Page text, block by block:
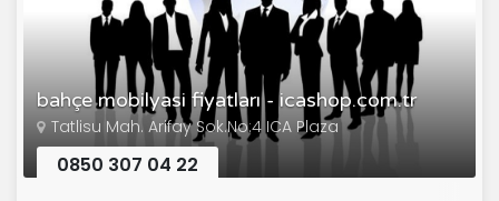
bahçe mobilyasi fiyatları - icashop.com.tr
Tatlisu Mah. Arifay Sok.No:4 ICA Plaza
0850 307 04 22